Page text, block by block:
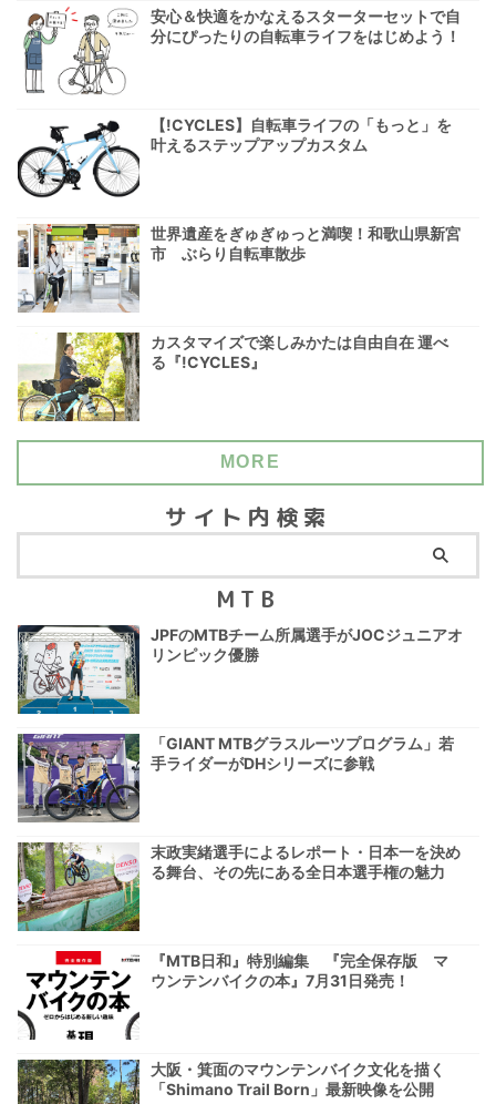
安心＆快適をかなえるスターターセットで自
分にぴったりの自転車ライフをはじめよう！
【!CYCLES】自転車ライフの「もっと」を
叶えるステップアップカスタム
世界遺産をぎゅぎゅっと満喫！和歌山県新宮
市 ぶらり自転車散歩
カスタマイズで楽しみかたは自由自在 運べ
る『!CYCLES』
MORE
サイト内検索
MTB
JPFのMTBチーム所属選手がJOCジュニアオ
リンピック優勝
「GIANT MTBグラスルーツプログラム」若
手ライダーがDHシリーズに参戦
末政実緒選手によるレポート・日本一を決め
る舞台、その先にある全日本選手権の魅力
『MTB日和』特別編集 『完全保存版 マ
ウンテンバイクの本』7月31日発売！
大阪・箕面のマウンテンバイク文化を描く
「Shimano Trail Born」最新映像を公開